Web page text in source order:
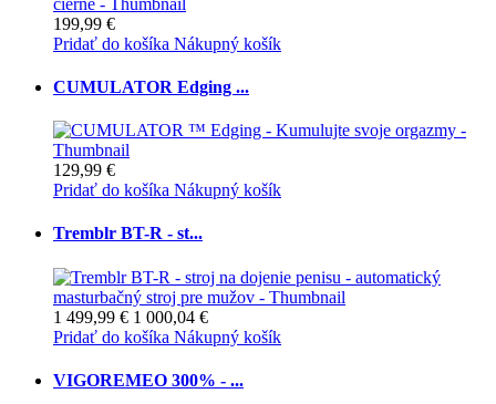
199,99 €
Pridať do košíka Nákupný košík
CUMULATOR Edging ...
129,99 €
Pridať do košíka Nákupný košík
Tremblr BT-R - st...
1 499,99 € 1 000,04 €
Pridať do košíka Nákupný košík
VIGOREMEO 300% - ...